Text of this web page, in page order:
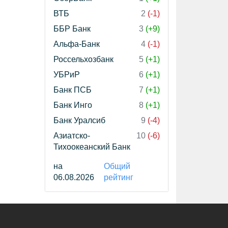
ВТБ
2 (-1)
ББР Банк
3 (+9)
Альфа-Банк
4 (-1)
Россельхозбанк
5 (+1)
УБРиР
6 (+1)
Банк ПСБ
7 (+1)
Банк Инго
8 (+1)
Банк Уралсиб
9 (-4)
Азиатско-
Тихоокеанский Банк
10 (-6)
на
06.08.2026
Общий
рейтинг